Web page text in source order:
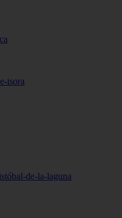
isora
de-la-laguna